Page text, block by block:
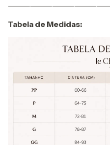
Tabela de Medidas: